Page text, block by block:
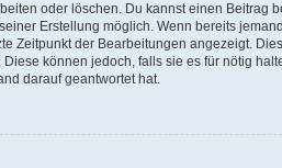
oder löschen. Du kannst einen Beitrag
Erstellung möglich. Wenn bereits
Zeitpunkt der Bearbeitungen angezeigt.
können jedoch, falls sie es für nötig
darauf geantwortet hat.